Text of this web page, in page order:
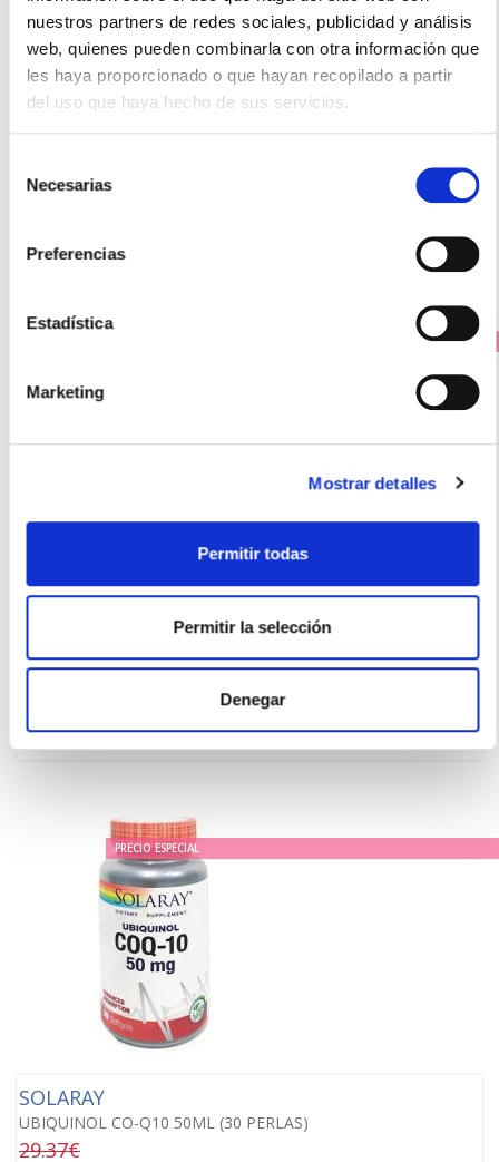
nuestros partners de redes sociales, publicidad y análisis
web, quienes pueden combinarla con otra información que
les haya proporcionado o que hayan recopilado a partir
del uso que haya hecho de sus servicios.
Necesarias
Preferencias
Estadística
Marketing
Mostrar detalles
Permitir todas
Permitir la selección
Denegar
AQUILEA
Vigor Él - Para Hombre (60caps)
26,78€
HUMANA PHARMA
MELAMIL A DORMIR GOTAS SUEÑO +6M (30ml)
PRECIO ESPECIAL
SOLARAY
UBIQUINOL CO-Q10 50ML (30 PERLAS)
29.37€